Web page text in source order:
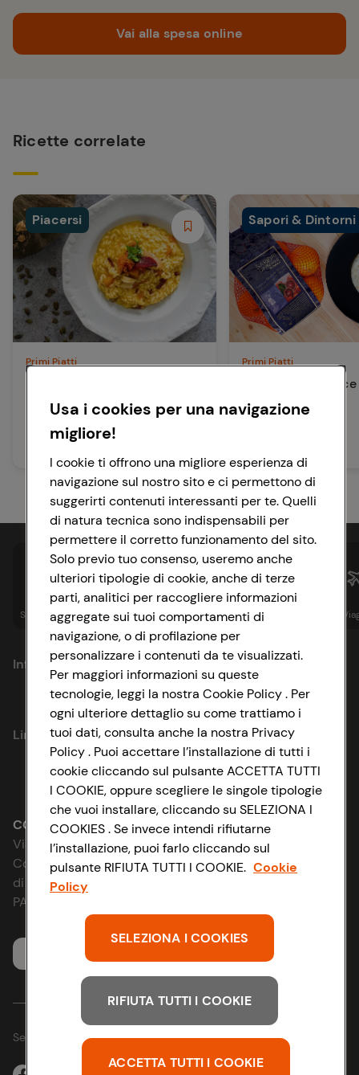
Vai alla spesa online
Ricette correlate
Piacersi
Primi Piatti
30 min Facile
Sapori & Dintorni
Primi Piatti
Risotto alle
zola
Spesa online Assicurazioni Sapori& Istituzionale
Informazioni
Privacy Policy
Cookie Policy
Impostazioni Cookie
Accessibilità
D&I e Parità di Genere
Strategia Fiscale
Link utili
Lavora con noi
Le cooperative
News & Approfondimenti
Richiami prodotto
Whistleblowing
CONAD SOCIETÀ COOPERATIVA
Via Michelino, 59 | 40127 BOLOGNA
Codice Fiscale e Registro Imprese
di Bologna 00865960157
PARTITA IVA 03320960374
Seguici sui Social:
Usa i cookies per una navigazione
migliore!
I cookie ti offrono una migliore esperienza di
navigazione sul nostro sito e ci permettono di
suggerirti contenuti interessanti per te. Quelli
di natura tecnica sono indispensabili per
permettere il corretto funzionamento del sito.
Solo previo tuo consenso, useremo anche
ulteriori tipologie di cookie, anche di terze
parti, analitici per raccogliere informazioni
aggregate sui tuoi comportamenti di
navigazione, o di profilazione per
personalizzare i contenuti da te visualizzati.
Per maggiori informazioni su queste
tecnologie, leggi la nostra Cookie Policy . Per
ogni ulteriore dettaglio su come trattiamo i
tuoi dati, consulta anche la nostra Privacy
Policy . Puoi accettare l’installazione di tutti i
cookie cliccando sul pulsante ACCETTA TUTTI
I COOKIE, oppure scegliere le singole tipologie
che vuoi installare, cliccando su SELEZIONA I
COOKIES . Se invece intendi rifiutarne
l’installazione, puoi farlo cliccando sul
pulsante RIFIUTA TUTTI I COOKIE. Cookie
Policy
SELEZIONA I COOKIES
RIFIUTA TUTTI I COOKIE
ACCETTA TUTTI I COOKIE